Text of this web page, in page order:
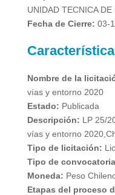
UNIDAD TECNICA DE
Fecha de Cierre: 03-
Nombre de la
vías y entorno 2020
Estado: Publicada
Descripción: LP 25/
vías y entorno
Tipo de licitación:
Tipo de
Moneda: Peso
Etapas del proceso